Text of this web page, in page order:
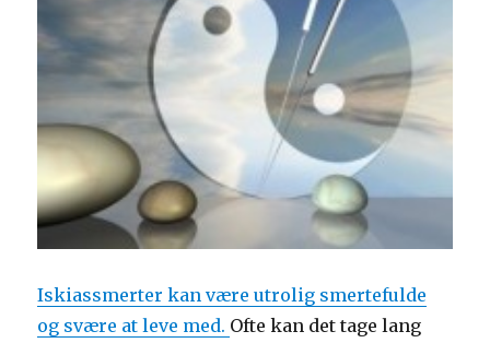
Iskiassmerter kan være utrolig smertefulde
og svære at leve med. Ofte kan det tage lang